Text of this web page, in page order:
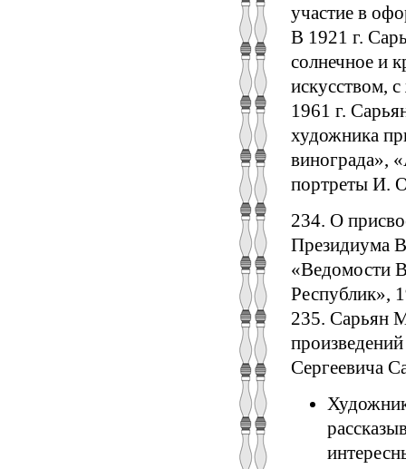
участие в
В 1921 г.
солнечное и
искусством,
1961 г.
художника
винограда»,
портреты И.
234. О
Президиума
«Ведомости
Республик»,
235. Сарьян
Сергеевича